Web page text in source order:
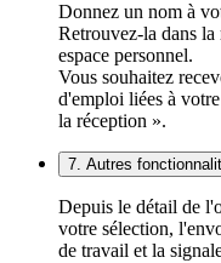
Donnez un nom à
Retrouvez-la dans
espace personnel.
Vous souhaitez
d'emploi liées à
la réception ».
7. Autres
Depuis le détail de
votre sélection,
de travail et la